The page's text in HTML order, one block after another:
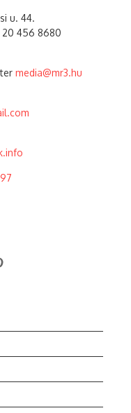
u. 44.
20 456 8680
media@mr3.hu